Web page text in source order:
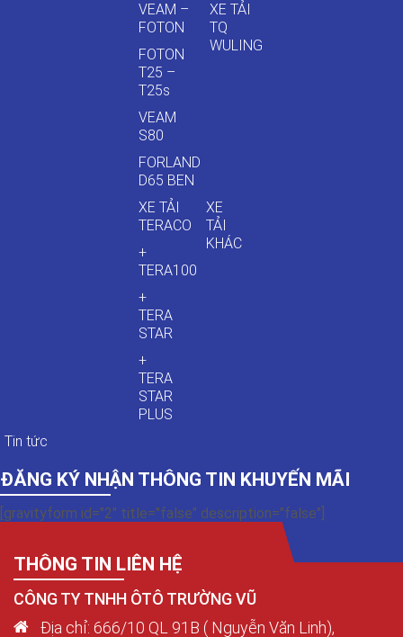
VEAM –
FOTON
FOTON
T25 –
T25s
VEAM
S80
FORLAND
D65 BEN
XE TẢI
TQ
WULING
XE TẢI
TERACO
+
TERA100
+
TERA
STAR
+
TERA
STAR
PLUS
XE
TẢI
KHÁC
Tin tức
ĐĂNG KÝ NHẬN THÔNG TIN KHUYẾN MÃI
[gravityform id="2" title="false" description="false"]
THÔNG TIN LIÊN HỆ
CÔNG TY TNHH ÔTÔ TRƯỜNG VŨ
Địa chỉ: 666/10 QL 91B ( Nguyễn Văn Linh),